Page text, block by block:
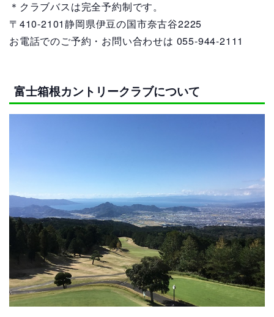
＊クラブバスは完全予約制です。
〒410-2101静岡県伊豆の国市奈古谷2225
お電話でのご予約・お問い合わせは 055-944-2111
富士箱根カントリークラブについて